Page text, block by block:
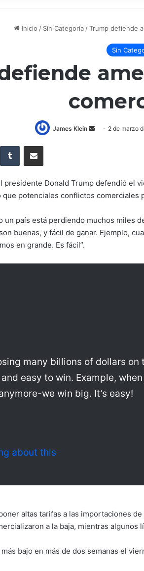
Inicio / Sin Categoría /Trump defiende
Sin
James Klein
S
n
e
a
i
2 de marzo
presidente Donald Trump defendió el
potenciales conflictos comerciales
un país está perdiendo muchos
buenas, y fácil de ganar. Ejemplo,
en grande. Es fácil”.
many billions of dollars
easy to win. Example,
we win big. It’s easy!
about this
altas tarifas a las importaciones
a la baja, mientras
bajo en más de dos semanas el